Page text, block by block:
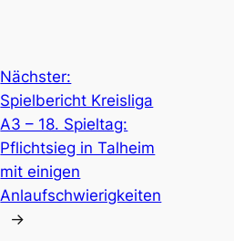
Nächster:
Spielbericht Kreisliga
A3 – 18. Spieltag:
Pflichtsieg in Talheim
mit einigen
Anlaufschwierigkeiten
→